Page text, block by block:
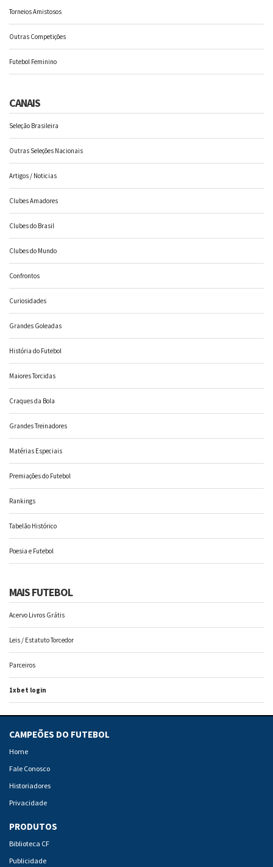
Torneios Amistosos
Outras Competições
Futebol Feminino
CANAIS
Seleção Brasileira
Outras Seleções Nacionais
Artigos / Noticias
Clubes Amadores
Clubes do Brasil
Clubes do Mundo
Confrontos
Curiosidades
Grandes Goleadas
História do Futebol
Maiores Torcidas
Craques da Bola
Grandes Treinadores
Matérias Especiais
Premiações do Futebol
Rankings
Tabelão Histórico
Poesia e Futebol
MAIS FUTEBOL
Acervo Livros Grátis
Leis / Estatuto Torcedor
Parceiros
1xbet login
CAMPEÕES DO FUTEBOL
Home
Fale Conosco
Historiadores
Privacidade
PRODUTOS
Biblioteca CF
Publicidade